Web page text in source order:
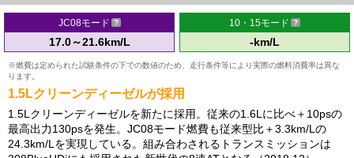
JC08モード
17.0～21.6km/L
10・15モード
-km/L
※燃費は定められた試験条件の下での数値のため、走行条件等により実際の燃料消費率は異な
ります。
1.5Lクリーンディーゼルが採用
1.5Lクリーンディーゼルを新たに採用。従来の1.6Lに比べ＋10psの
最高出力130psを発生。JC08モード燃費も従来型比＋3.3km/Lの
24.3km/Lを実現している。組み合わされるトランスミッションは